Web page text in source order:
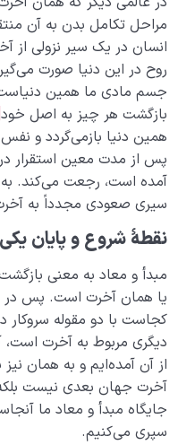
مراحل تکامل بدن به آن
انسان در یک سیر نزولی از
روح در این دنیا صورت
جسم مادی ما همین دنیاست
بازگشت هر چیز به اصل خود
همین دنیا بازمی‌گردد و
پس از مدت معین استقرار
آمده است، رجعت می‌کند.
سیری صعودی مجدداً به
نقطۀ شروع وپایان یکی
مبدأ و معاد به معنی
یا همان آخرت است. پس در
کجاست با دو مقوله سروکار
دیگری مربوط به آخرت است،
از آن آمده‌ایم و به همان
آخرت جهان بعدی نیست
جایگاه مبدأ و معاد ما
سپری می‌کنیم.